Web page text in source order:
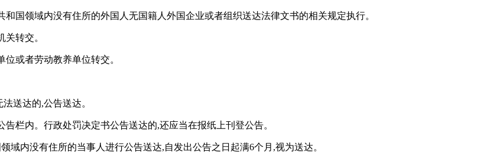
国领域内没有住所的外国人无国籍人外国企业或者组织送达法律文书的相关规定执行。
转交。
或者劳动教养单位转交。
送达的,公告送达。
栏内。行政处罚决定书公告送达的,还应当在报纸上刊登公告。
域内没有住所的当事人进行公告送达,自发出公告之日起满6个月,视为送达。